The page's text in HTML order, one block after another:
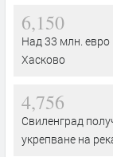
6,150
Над 33 млн. евро
Хасково
4,756
Свиленград
укрепване на